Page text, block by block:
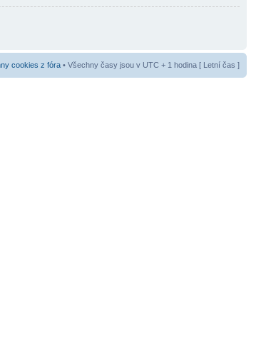
cookies z fóra • Všechny časy jsou v UTC + 1 hodina [ Letní čas ]